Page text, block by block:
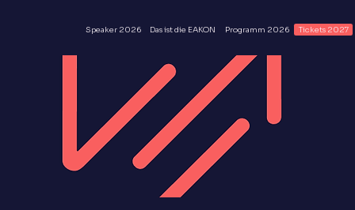
Das ist die EAKON Programm 2026
Speaker 2026 Tickets 2027